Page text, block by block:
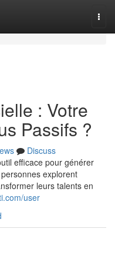
: Votre
Passifs ?
Discuss
efficace pour générer
explorent
leurs talents en
user